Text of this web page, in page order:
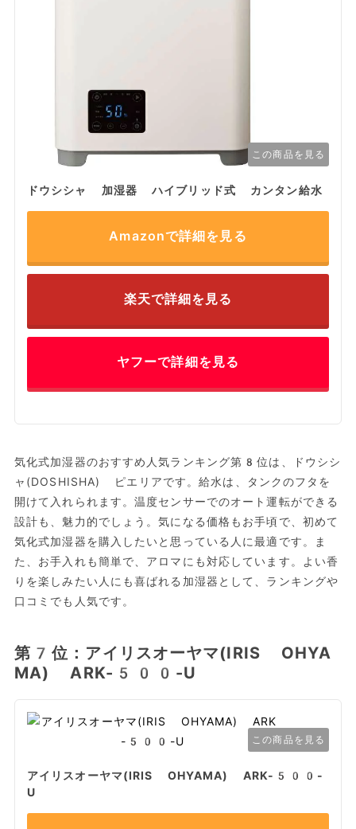
この商品を見る
ドウシシャ 加湿器 ハイブリッド式 カンタン給水
Amazonで詳細を見る
楽天で詳細を見る
ヤフーで詳細を見る
気化式加湿器のおすすめ人気ランキング第8位は、ドウシシ
ャ(DOSHISHA) ピエリアです。給水は、タンクのフタを
開けて入れられます。温度センサーでのオート運転ができる
設計も、魅力的でしょう。気になる価格もお手頃で、初めて
気化式加湿器を購入したいと思っている人に最適です。ま
た、お手入れも簡単で、アロマにも対応しています。よい香
りを楽しみたい人にも喜ばれる加湿器として、ランキングや
口コミでも人気です。
第7位：アイリスオーヤマ(IRIS OHYA
MA) ARK-500-U
この商品を見る
アイリスオーヤマ(IRIS OHYAMA) ARK-500-
U